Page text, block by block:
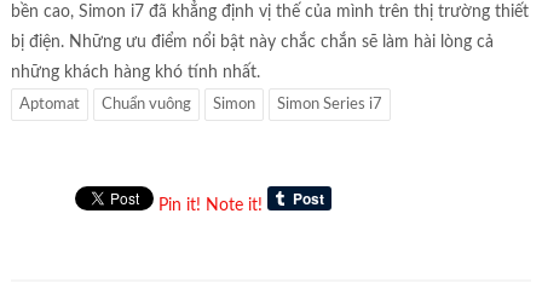
bền cao, Simon i7 đã khẳng định vị thế của mình trên thị trường thiết
bị điện. Những ưu điểm nổi bật này chắc chắn sẽ làm hài lòng cả
những khách hàng khó tính nhất.
Aptomat Chuẩn vuông Simon Simon Series i7
Pin it! Note it!